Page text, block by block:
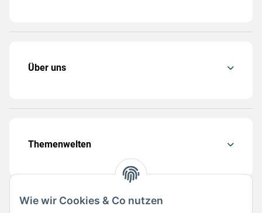
Wie wir Cookies & Co nutzen
Über uns
Themenwelten